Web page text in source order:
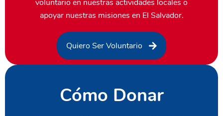
voluntario en nuestras actividades locales o
apoyar nuestras misiones en El Salvador.
Quiero Ser Voluntario
Cómo Donar